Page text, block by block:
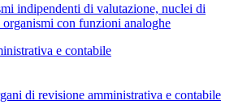
indipendenti di valutazione, nuclei di
con funzioni analoghe
e contabile
di revisione amministrativa e contabile